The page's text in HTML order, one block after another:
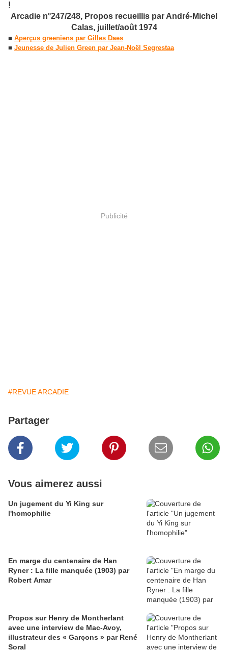
!
Arcadie n°247/248, Propos recueillis par André-Michel
Calas, juillet/août 1974
■ Aperçus greeniens par Gilles Daes
■ Jeunesse de Julien Green par Jean-Noël Segrestaa
Publicité
#REVUE ARCADIE
Partager
Vous aimerez aussi
Un jugement du Yi King sur
l'homophilie
En marge du centenaire de Han
Ryner : La fille manquée (1903) par
Robert Amar
Propos sur Henry de Montherlant
avec une interview de Mac-Avoy,
illustrateur des « Garçons » par René
Soral